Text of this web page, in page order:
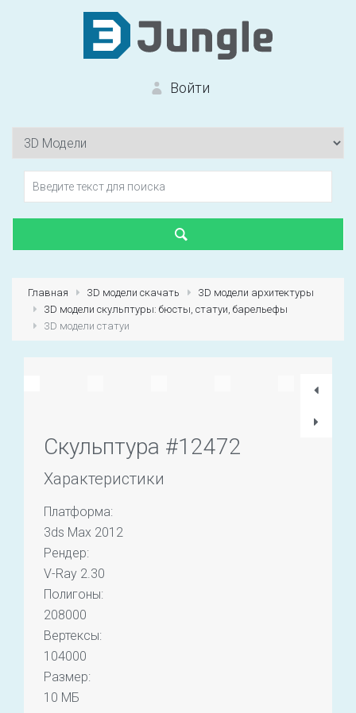
Войти
Первый раз? Зарегистрироваться
Главная 3D модели скачать
3D модели архитектуры
3D модели скульптуры: бюсты, статуи, барельефы
3D модели статуи
Скульптура #12472
Характеристики
Платформа:
3ds Max 2012
Рендер:
V-Ray 2.30
Полигоны:
208000
Вертексы:
104000
Размер:
10 МБ